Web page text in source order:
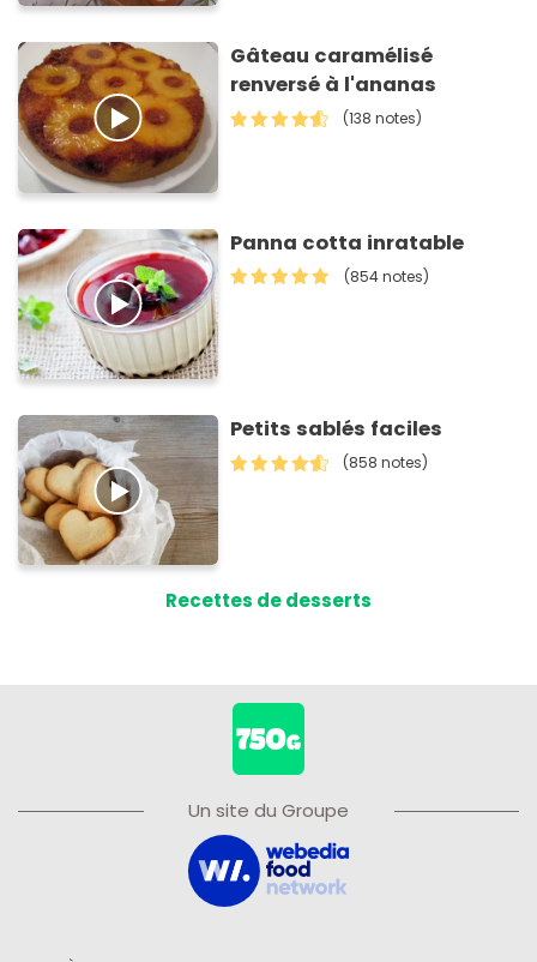
Gâteau caramélisé
renversé à l'ananas
(138 notes)
Panna cotta inratable
(854 notes)
Petits sablés faciles
(858 notes)
Recettes de desserts
Un site du Groupe